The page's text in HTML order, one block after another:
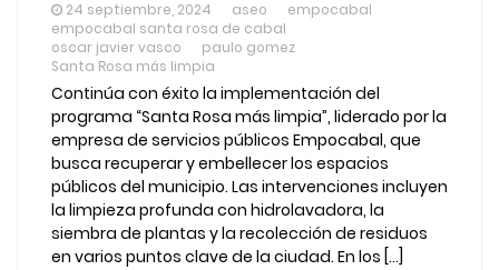
24 septiembre, 2024 aseo
empocabal
empocabal santa rosa de cabal
oscar javier vasco
paulo gomez
Santa Rosa más limpia
Continúa con éxito la implementación del
programa “Santa Rosa más limpia”, liderado por la
empresa de servicios públicos Empocabal, que
busca recuperar y embellecer los espacios
públicos del municipio. Las intervenciones incluyen
la limpieza profunda con hidrolavadora, la
siembra de plantas y la recolección de residuos
en varios puntos clave de la ciudad. En los […]